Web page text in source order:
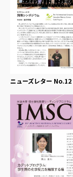
ニューズレター No.12